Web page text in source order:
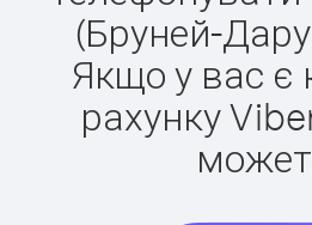
(Бруней-
Якщо у вас є
рахунку